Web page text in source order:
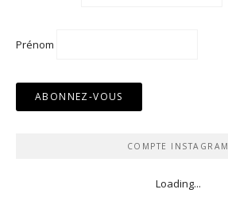
Prénom
COMPTE INSTAGRAM
Loading...